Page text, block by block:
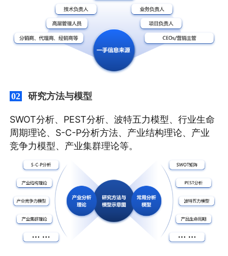
02 研究方法与模型
SWOT分析、PEST分析、波特五力模型、行业生命
周期理论、S-C-P分析方法、产业结构理论、产业
竞争力模型、产业集群理论等。